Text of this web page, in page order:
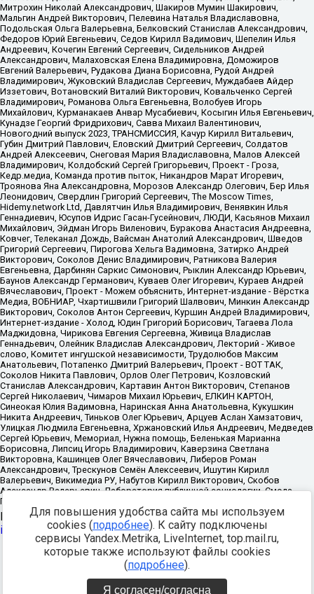
Источник:https://minjust.gov.ru/uploaded/files/reestr-
inostrannyih-agentov-22-03-2024.pdfданные на22.03.2024
Разработка -
Для повышения удобства сайта мы используем
cookies (подробнее). К сайту подключены
сервисы Yandex.Metrika, LiveInternet, top.mail.ru,
которые также используют файлы cookies
(подробнее).
Я согласен/согласна